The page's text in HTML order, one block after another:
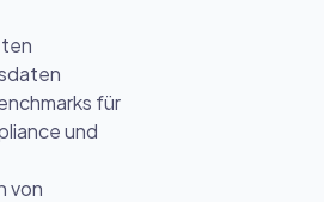
für
und
von